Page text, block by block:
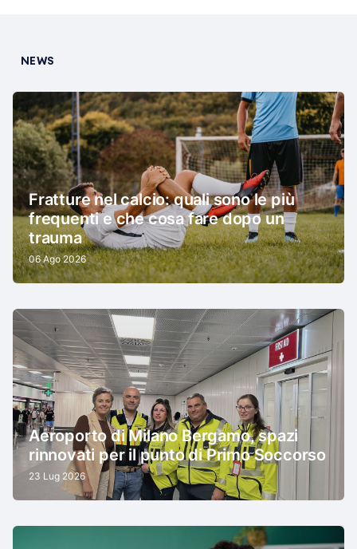
NEWS
Fratture nel calcio: quali sono le più
frequenti e che cosa fare dopo un
trauma
06 Ago 2026
Aeroporto di Milano Bergamo, spazi
rinnovati per il punto di Primo Soccorso
23 Lug 2026